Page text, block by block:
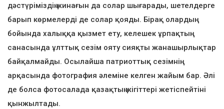
дәстүріміздің жинағын да солар шығарады, шетелдерге
барып көрмелерді де солар қояды. Бірақ олардың
бойында халыққа қызмет ету, келешек ұрпақтың
санасында ұлттық сезім ояту сияқты жанашырлықтар
байқалмайды. Осылайша патриоттық сезімнің
арқасында фотография әлеміне келген жайым бар. Әлі
де болса фотосалада қазақтың жігіттері жетіспейтіні
қынжылтады.